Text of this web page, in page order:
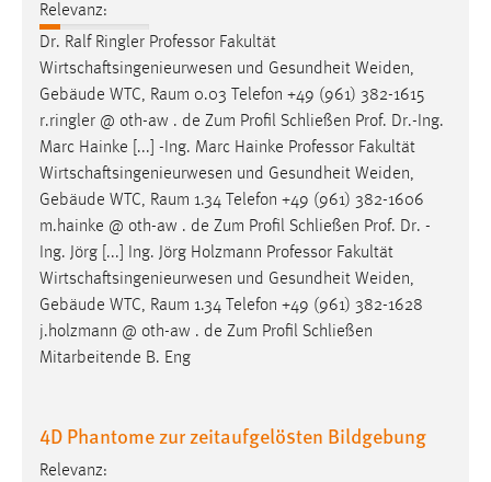
Relevanz:
Dr. Ralf Ringler Professor Fakultät
Wirtschaftsingenieurwesen und Gesundheit Weiden,
Gebäude WTC, Raum 0.03 Telefon +49 (961) 382-1615
r.ringler @ oth-aw . de Zum Profil Schließen Prof. Dr.-Ing.
Marc Hainke [...] -Ing. Marc Hainke Professor Fakultät
Wirtschaftsingenieurwesen und Gesundheit Weiden,
Gebäude WTC, Raum 1.34 Telefon +49 (961) 382-1606
m.hainke @ oth-aw . de Zum Profil Schließen Prof. Dr. -
Ing. Jörg [...] Ing. Jörg Holzmann Professor Fakultät
Wirtschaftsingenieurwesen und Gesundheit Weiden,
Gebäude WTC, Raum 1.34 Telefon +49 (961) 382-1628
j.holzmann @ oth-aw . de Zum Profil Schließen
Mitarbeitende B. Eng
4D Phantome zur zeitaufgelösten Bildgebung
Relevanz:
Name:
staticfilecache
Zweck:
Für performante Seitenauslieferung wird in diesem Cookie
gespeichert, ob man eingeloggt ist.
Sprachpräferenz
Name:
site-language-preference
Zweck:
Das Cookie speichert die gewählte Sprache der Website.
Chat